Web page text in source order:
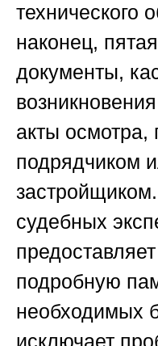
технического
наконец,
документы,
акты осмотра,
подрядчиком
застройщиком.
судебных
подробную
необходимых